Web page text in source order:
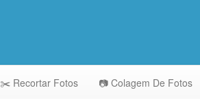
✂️ Recortar Fotos 📷 Colagem De Fotos